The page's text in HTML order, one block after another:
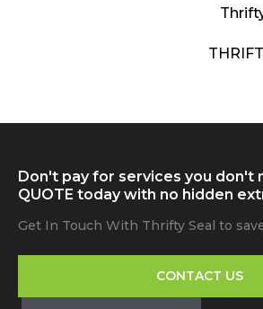
Don't pay for services you don't
QUOTE today with no hidden
Get In Touch With Thrifty Seal to
CONTACT US